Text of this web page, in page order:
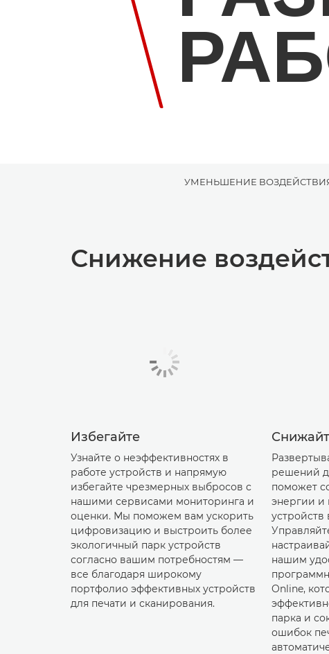
УМЕНЬШЕНИЕ
Снижение
Избегайте
Узнайте о неэффективностях в
работе устройств и напрямую
избегайте чрезмерных выбросов с
нашими сервисами мониторинга и
оценки. Мы поможем вам ускорить
цифровизацию и выстроить более
экологичный парк устройств
согласно вашим потребностям —
все благодаря широкому
портфолио эффективных устройств
для печати и сканирования.
решений
поможет
энергии и
устройств
нашим
Online,
парка и
ошибок